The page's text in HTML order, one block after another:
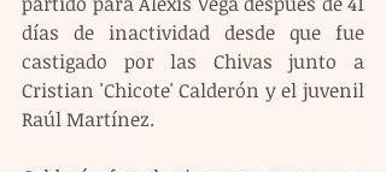
días de inactividad desde que fue
castigado por las Chivas junto a
Cristian 'Chicote' Calderón y el juvenil
Raúl Martínez.